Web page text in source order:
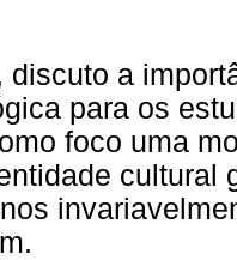
discuto a
para os
foco uma
cultural